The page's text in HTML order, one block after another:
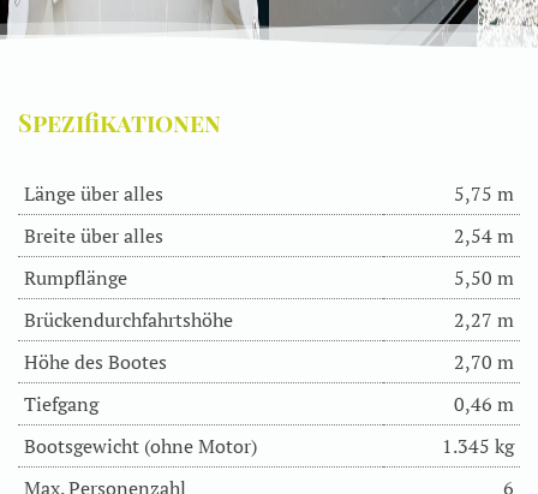
Spezifikationen
Länge über alles
5,75 m
Breite über alles
2,54 m
Rumpflänge
5,50 m
Brückendurchfahrtshöhe
2,27 m
Höhe des Bootes
2,70 m
Tiefgang
0,46 m
Bootsgewicht (ohne Motor)
1.345 kg
Max. Personenzahl
6